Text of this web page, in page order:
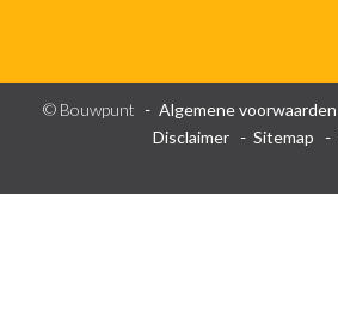
© Bouwpunt Algemene voorwaarden
Disclaimer
Sitemap